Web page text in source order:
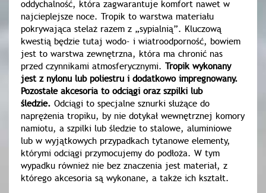
oddychalność, która zagwarantuje komfort nawet w
najcieplejsze noce. Tropik to warstwa materiału
pokrywająca stelaż razem z „sypialnią”. Kluczową
kwestią będzie tutaj wodo- i wiatroodporność, bowiem
jest to warstwa zewnętrzna, która ma chronić nas
przed czynnikami atmosferycznymi. Tropik wykonany
jest z nylonu lub poliestru i dodatkowo impregnowany.
Pozostałe akcesoria to odciągi oraz szpilki lub
śledzie. Odciągi to specjalne sznurki służące do
naprężenia tropiku, by nie dotykał wewnętrznej komory
namiotu, a szpilki lub śledzie to stalowe, aluminiowe
lub w wyjątkowych przypadkach tytanowe elementy,
którymi odciągi przymocujemy do podłoża. W tym
wypadku również nie bez znaczenia jest materiał, z
którego akcesoria są wykonane, a także ich kształt.